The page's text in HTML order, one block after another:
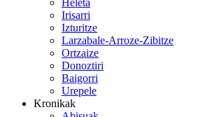
Heleta
Irisarri
Izturitze
Larzabale-Arroze-Zibitze
Ortzaize
Donoztiri
Baigorri
Urepele
Kronikak